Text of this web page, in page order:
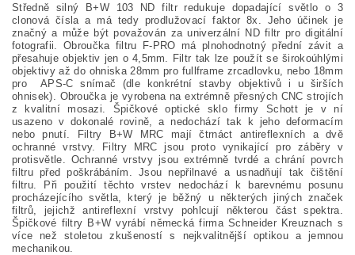
Středně silný B+W 103 ND filtr redukuje dopadající světlo o 3
clonová čísla a má tedy prodlužovací faktor 8x. Jeho účinek je
značný a může být považován za univerzální ND filtr pro digitální
fotografii. Obroučka filtru F-PRO má plnohodnotný přední závit a
přesahuje objektiv jen o 4,5mm. Filtr tak lze použít se širokoúhlými
objektivy až do ohniska 28mm pro fullframe zrcadlovku, nebo 18mm
pro APS-C snímač (dle konkrétní stavby objektivů i u širších
ohnisek). Obroučka je vyrobena na extrémně přesných CNC strojích
z kvalitní mosazi. Špičkové optické sklo firmy Schott je v ní
usazeno v dokonalé rovině, a nedochází tak k jeho deformacím
nebo pnutí. Filtry B+W MRC mají čtrnáct antireflexních a dvě
ochranné vrstvy. Filtry MRC jsou proto vynikající pro záběry v
protisvětle. Ochranné vrstvy jsou extrémně tvrdé a chrání povrch
filtru před poškrábáním. Jsou nepřilnavé a usnadňují tak čištění
filtru. Při použití těchto vrstev nedochází k barevnému posunu
procházejícího světla, který je běžný u některých jiných značek
filtrů, jejichž antireflexní vrstvy pohlcují některou část spektra.
Špičkové filtry B+W vyrábí německá firma Schneider Kreuznach s
více než stoletou zkušeností s nejkvalitnější optikou a jemnou
mechanikou.